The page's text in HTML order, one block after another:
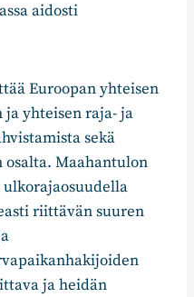
aidosti
Euroopan yhteisen
ja yhteisen raja- ja
sekä
osalta. Maahantulon
ulkorajaosuudella
riittävän suuren
ja heidän